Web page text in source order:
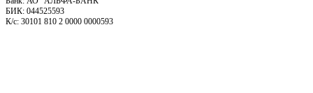
БИК: 044525593
К/с: 30101 810 2 0000 0000593